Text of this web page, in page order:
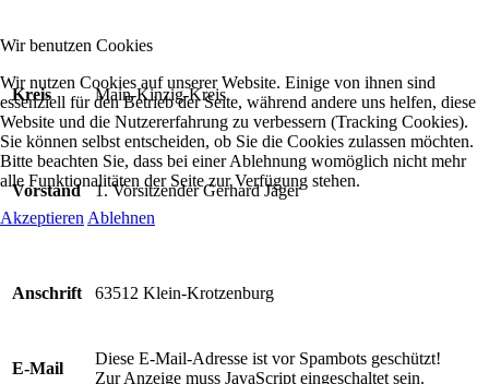
Kreis Main-Kinzig-Kreis
Vorstand 1. Vorsitzender Gerhard Jäger
Anschrift 63512 Klein-Krotzenburg
E-Mail
Diese E-Mail-Adresse ist vor Spambots geschützt!
Zur Anzeige muss JavaScript eingeschaltet sein.
Wir benutzen Cookies
Wir nutzen Cookies auf unserer Website. Einige von ihnen sind
essenziell für den Betrieb der Seite, während andere uns helfen, diese
Website und die Nutzererfahrung zu verbessern (Tracking Cookies).
Sie können selbst entscheiden, ob Sie die Cookies zulassen möchten.
Bitte beachten Sie, dass bei einer Ablehnung womöglich nicht mehr
alle Funktionalitäten der Seite zur Verfügung stehen.
Akzeptieren Ablehnen